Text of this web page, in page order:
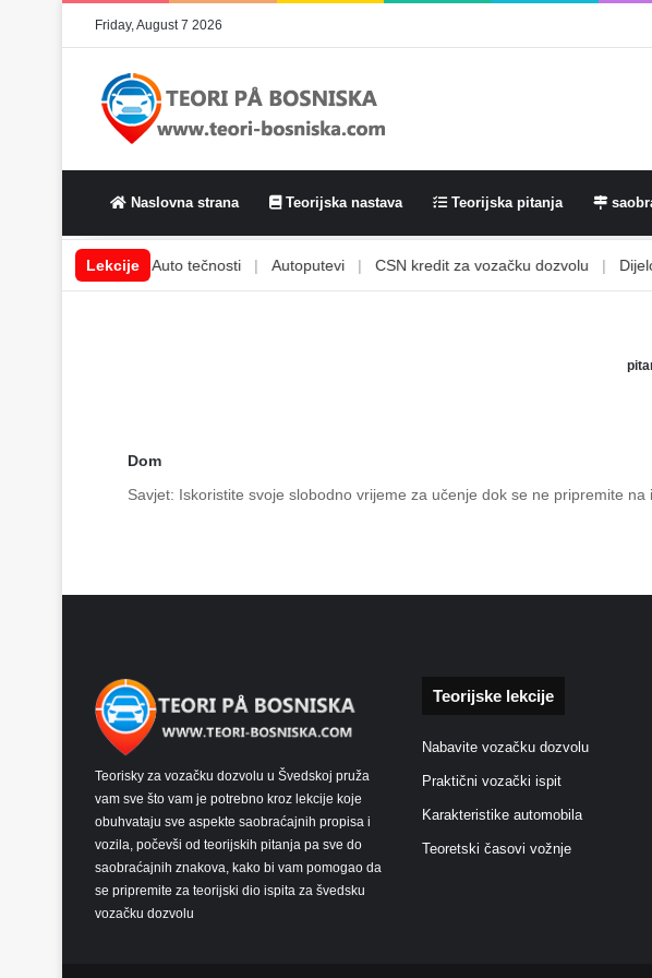
Friday, August 7 2026
Naslovna strana Teorijska nastava Teorijska pitanja
Lekcije
Auto svjetla | Auto tečnosti | Autoputevi | CSN kredit za vozačku dozvolu |
Dom
Savjet: Iskoristite svoje slobodno vrijeme za učenje dok se ne pripremite
Teorisky za vozačku dozvolu u Švedskoj pruža
vam sve što vam je potrebno kroz lekcije koje
obuhvataju sve aspekte saobraćajnih propisa i
vozila, počevši od teorijskih pitanja pa sve do
saobraćajnih znakova, kako bi vam pomogao da
se pripremite za teorijski dio ispita za švedsku
vozačku dozvolu
Teorijske lekcije
Nabavite vozačku dozvolu
Praktični vozački ispit
Karakteristike automobila
Teoretski časovi vožnje